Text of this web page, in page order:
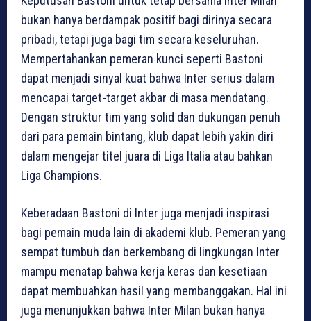
bukan hanya berdampak positif bagi dirinya secara
pribadi, tetapi juga bagi tim secara keseluruhan.
Mempertahankan pemeran kunci seperti Bastoni
dapat menjadi sinyal kuat bahwa Inter serius dalam
mencapai target-target akbar di masa mendatang.
Dengan struktur tim yang solid dan dukungan penuh
dari para pemain bintang, klub dapat lebih yakin diri
dalam mengejar titel juara di Liga Italia atau bahkan
Liga Champions.
Keberadaan Bastoni di Inter juga menjadi inspirasi
bagi pemain muda lain di akademi klub. Pemeran yang
sempat tumbuh dan berkembang di lingkungan Inter
mampu menatap bahwa kerja keras dan kesetiaan
dapat membuahkan hasil yang membanggakan. Hal ini
juga menunjukkan bahwa Inter Milan bukan hanya